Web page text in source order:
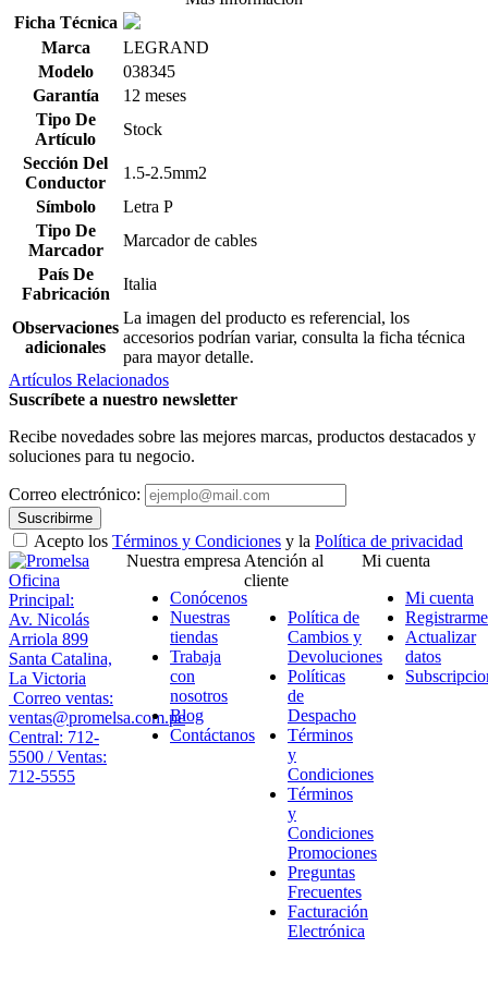
Ficha Técnica
Marca
LEGRAND
Modelo
038345
Garantía
12 meses
Tipo De
Artículo
Stock
Sección Del
Conductor
1.5-2.5mm2
Símbolo
Letra P
Tipo De
Marcador
Marcador de cables
País De
Fabricación
Italia
Observaciones
adicionales
La imagen del producto es referencial, los
accesorios podrían variar, consulta la ficha técnica
para mayor detalle.
Artículos Relacionados
Suscríbete a nuestro newsletter
Recibe novedades sobre las mejores marcas, productos destacados y
soluciones para tu negocio.
Correo electrónico:
Suscribirme
Acepto los Términos y Condiciones y la Política de privacidad
Oficina
Principal:
Av. Nicolás
Arriola 899
Santa Catalina,
La Victoria
Correo ventas:
ventas@promelsa.com.pe
Central: 712-
5500 / Ventas:
712-5555
Nuestra empresa
Conócenos
Nuestras
tiendas
Trabaja
con
nosotros
Blog
Contáctanos
Atención al
cliente
Política de
Cambios y
Devoluciones
Políticas
de
Despacho
Términos
y
Condiciones
Términos
y
Condiciones
Promociones
Preguntas
Frecuentes
Facturación
Electrónica
Mi cuenta
Mi cuenta
Registrarme
Actualizar
datos